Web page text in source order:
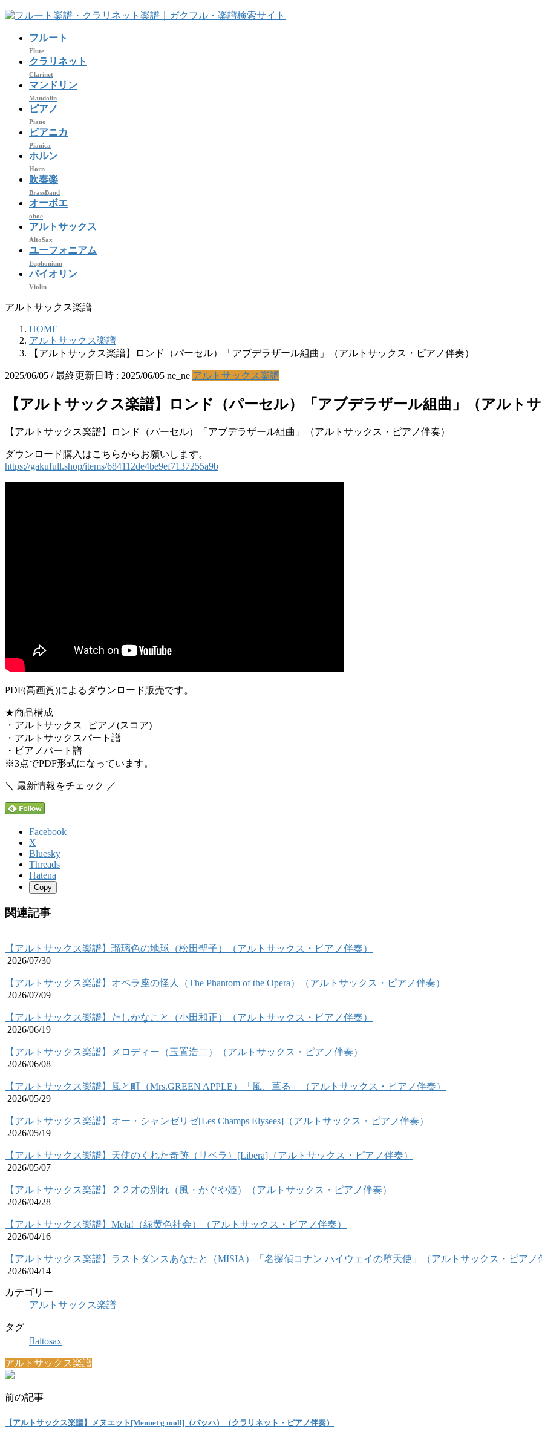
コ
ナ
フルート
Flute
クラリネット
Clarinet
マンドリン
Mandolin
ピアノ
Piano
ピアニカ
Pianica
ホルン
Horn
吹奏楽
BrassBand
オーボエ
oboe
アルトサックス
AltoSax
ユーフォニアム
Euphonium
バイオリン
Violin
アルトサックス楽譜
HOME
アルトサックス楽譜
【アルトサックス楽譜】ロンド（パーセル）「アブデラザール組曲」（アルトサックス・ピアノ伴奏）
2025/06/05 / 最終更新日時 : 2025/06/05 ne_ne アルトサックス楽譜
【アルトサックス楽譜】ロンド（パーセル）「アブデラザール組曲」（アルト
【アルトサックス楽譜】ロンド（パーセル）「アブデラザール組曲」（アルトサックス・ピアノ伴奏）
ダウンロード購入はこちらからお願いします。
https://gakufull.shop/items/684112de4be9ef7137255a9b
PDF(高画質)によるダウンロード販売です。
★商品構成
・アルトサックス+ピアノ(スコア)
・アルトサックスパート譜
・ピアノパート譜
※3点でPDF形式になっています。
＼ 最新情報をチェック ／
Facebook
X
Bluesky
Threads
Hatena
Copy
関連記事
【アルトサックス楽譜】瑠璃色の地球（松田聖子）（アルトサックス・ピアノ伴奏）
2026/07/30
【アルトサックス楽譜】オペラ座の怪人（The Phantom of the Opera）（アルトサックス・ピアノ伴奏）
2026/07/09
【アルトサックス楽譜】たしかなこと（小田和正）（アルトサックス・ピアノ伴奏）
2026/06/19
【アルトサックス楽譜】メロディー（玉置浩二）（アルトサックス・ピアノ伴奏）
2026/06/08
【アルトサックス楽譜】風と町（Mrs.GREEN APPLE）「風、薫る」（アルトサックス・ピアノ伴奏）
2026/05/29
【アルトサックス楽譜】オー・シャンゼリゼ[Les Champs Elysees]（アルトサックス・ピアノ伴奏）
2026/05/19
【アルトサックス楽譜】天使のくれた奇跡（リベラ）[Libera]（アルトサックス・ピアノ伴奏）
2026/05/07
【アルトサックス楽譜】２２才の別れ（風・かぐや姫）（アルトサックス・ピアノ伴奏）
2026/04/28
【アルトサックス楽譜】Mela!（緑黄色社会）（アルトサックス・ピアノ伴奏）
2026/04/16
【アルトサックス楽譜】ラストダンスあなたと（MISIA）「名探偵コナン ハイウェイの堕天使」（アルトサックス・ピアノ
2026/04/14
カテゴリー
アルトサックス楽譜
タグ
altosax
アルトサックス楽譜
前の記事
【アルトサックス楽譜】メヌエット[Menuet g moll]（バッハ）（クラリネット・ピアノ伴奏）